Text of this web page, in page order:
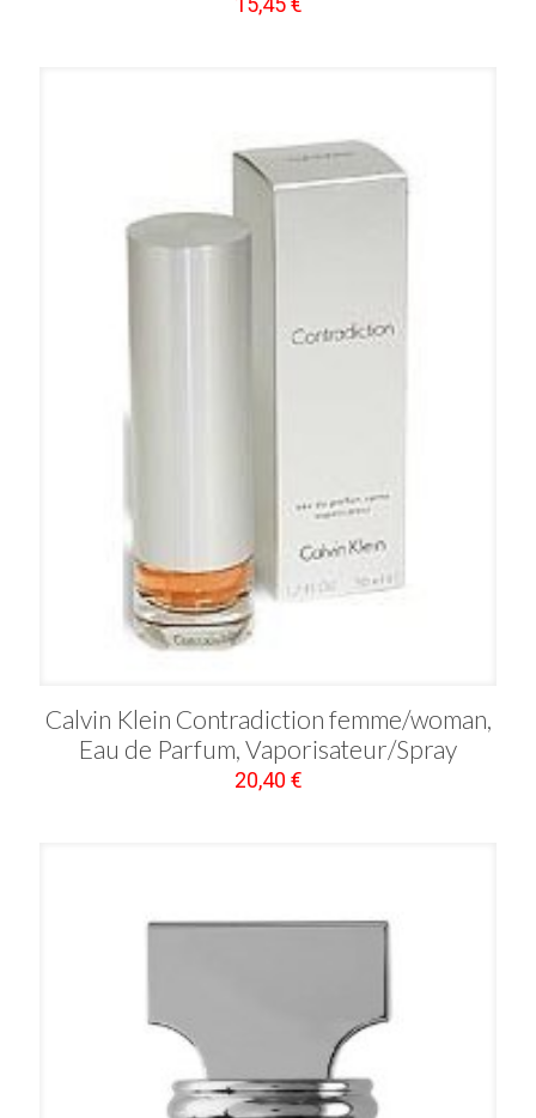
Calvin Klein Contradiction femme/woman,
Eau de Parfum, Vaporisateur/Spray
20,40 €